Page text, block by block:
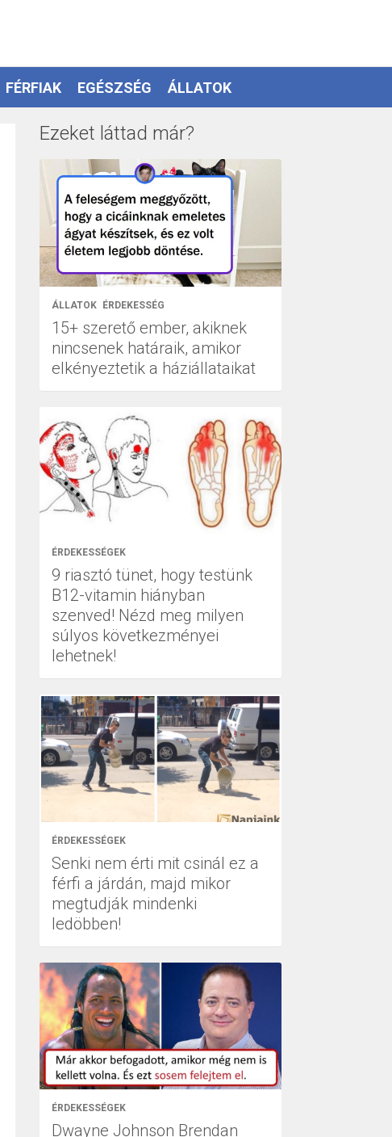
FÉRFIAK EGÉSZSÉG ÁLLATOK
Ezeket láttad már?
ÁLLATOK ÉRDEKESSÉG
15+ szerető ember, akiknek
nincsenek határaik, amikor
elkényeztetik a háziállataikat
ÉRDEKESSÉGEK
9 riasztó tünet, hogy testünk
B12-vitamin hiányban
szenved! Nézd meg milyen
súlyos következményei
lehetnek!
ÉRDEKESSÉGEK
Senki nem érti mit csinál ez a
férfi a járdán, majd mikor
megtudják mindenki
ledöbben!
ÉRDEKESSÉGEK
Dwayne Johnson Brendan